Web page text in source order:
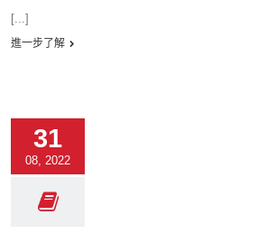
[...]
進一步了解
31
08, 2022